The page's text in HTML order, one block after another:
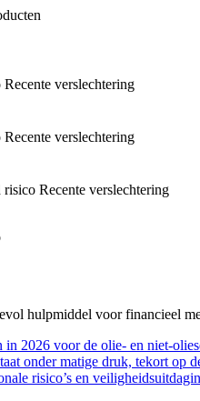
Recente verslechtering
Recente verslechtering
risico Recente verslechtering
hulpmiddel voor financieel
in 2026 voor de olie- en niet-
onder matige druk, tekort op
risico’s en